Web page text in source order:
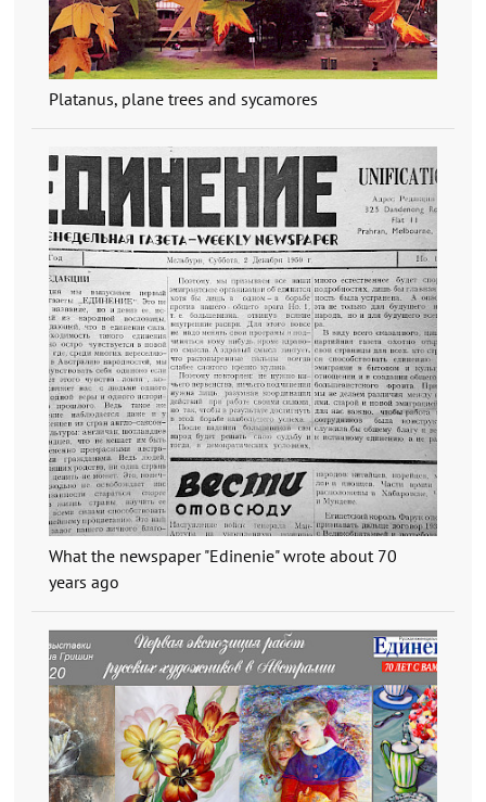
Platanus, plane trees and sycamores
What the newspaper "Edinenie" wrote about 70
years ago